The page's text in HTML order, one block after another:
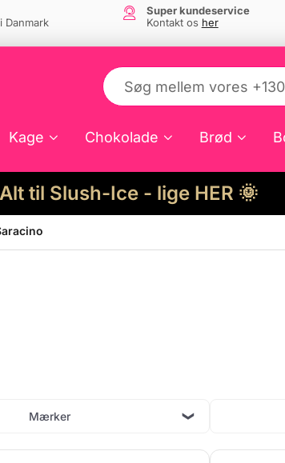
Danmark
Super kundeservice
Kontakt os her
Kage Chokolade Brød
Alt til Slush-Ice - lige HER 🌞
Mærker